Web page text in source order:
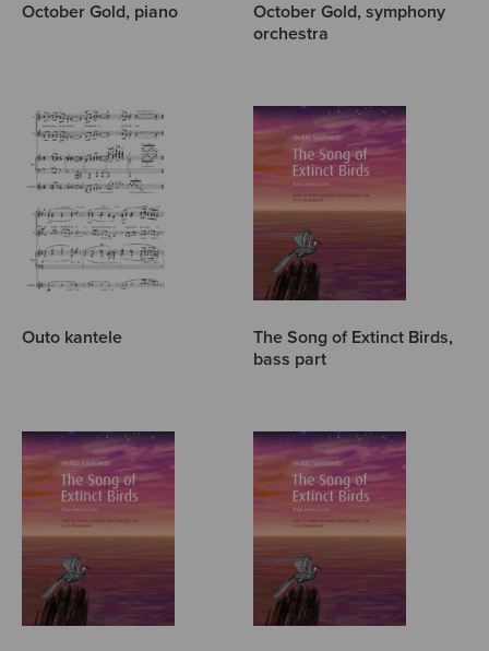
October Gold, piano
October Gold, symphony
orchestra
Outo kantele
The Song of Extinct Birds,
bass part